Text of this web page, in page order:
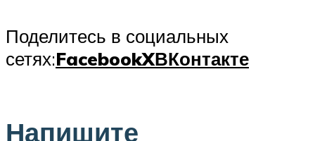
Поделитесь в социальных
сетях:FacebookXВКонтакте
Напишите